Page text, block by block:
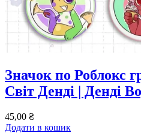
Значок по Роблокс
Світ Денді | Денді
45,00 ₴
Додати в кошик